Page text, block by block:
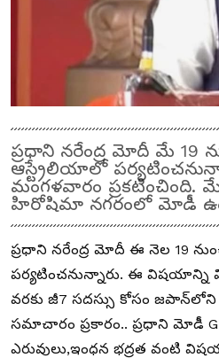
ప్రధాని నరేంద్ర మోదీ మే 19
ఆస్ట్రేలియాలో
మంగళవారం ప్రకటించింది.
హిరోషిమా నగరంలో మోడీ
ప్రధాని నరేంద్ర మోదీ ఈ నెల 19
పర్యటించనున్నారు. ఈ విషయాన్ని
వరకు జీ7 సదస్సు కోసం
సమాచారం ప్రకారం.. ప్రధాని మోడీ
ఎరువులు,ఇంధన భద్రత వంటి